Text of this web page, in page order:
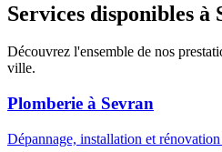
Services disponibles à
Découvrez l'ensemble de nos
ville.
Plomberie à Sevran
Dépannage, installation et